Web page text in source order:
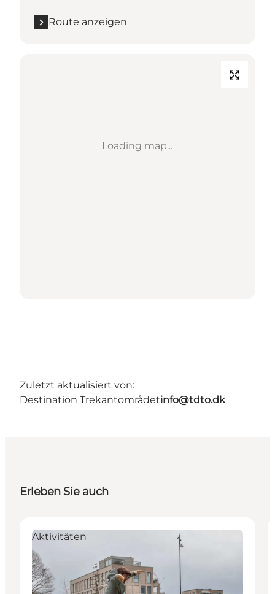
Route anzeigen
Loading map...
Zuletzt aktualisiert von:
Destination Trekantområdetinfo@tdto.dk
Erleben Sie auch
Aktivitäten